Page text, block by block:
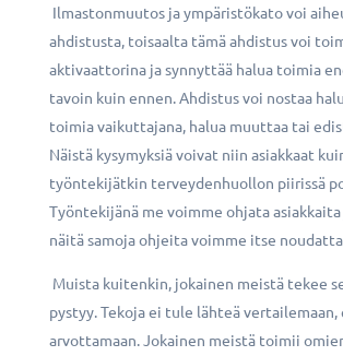
Ilmastonmuutos ja ympäristökato voi
ahdistusta, toisaalta tämä ahdistus voi
aktivaattorina ja synnyttää halua toimia
tavoin kuin ennen. Ahdistus voi nostaa
toimia vaikuttajana, halua muuttaa tai
Näistä kysymyksiä voivat niin asiakkaat
työntekijätkin terveydenhuollon piirissä
Työntekijänä me voimme ohjata
näitä samoja ohjeita voimme itse
Muista kuitenkin, jokainen meistä tekee
pystyy. Tekoja ei tule lähteä vertailemaan,
arvottamaan. Jokainen meistä toimii